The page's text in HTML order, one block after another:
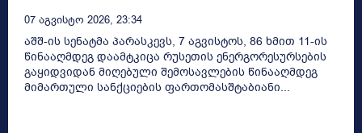
07 Აგვისტო 2026, 23:34
აშშ-ის სენატმა პარასკევს, 7 აგვისტოს, 86 ხმით 11-ის
წინააღმდეგ დაამტკიცა რუსეთის ენერგორესურსების
გაყიდვიდან მიღებული შემოსავლების წინააღმდეგ
მიმართული სანქციების ფართომასშტაბიანი...